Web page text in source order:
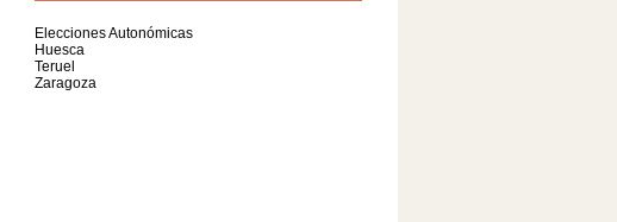
Elecciones Autonómicas
Huesca
Teruel
Zaragoza